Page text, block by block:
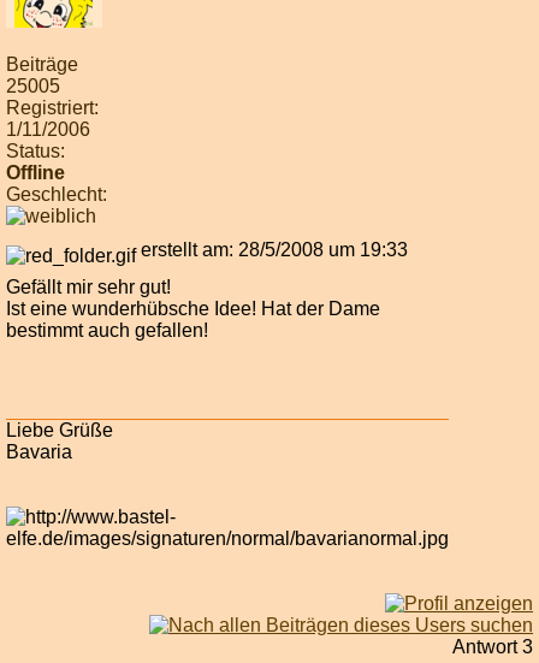
Beiträge
25005
Registriert:
1/11/2006
Status:
Offline
Geschlecht:
erstellt am: 28/5/2008 um 19:33
Gefällt mir sehr gut!
Ist eine wunderhübsche Idee! Hat der Dame
bestimmt auch gefallen!
Liebe Grüße
Bavaria
Antwort 3